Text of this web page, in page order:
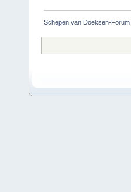
Schepen van Doeksen-Forum